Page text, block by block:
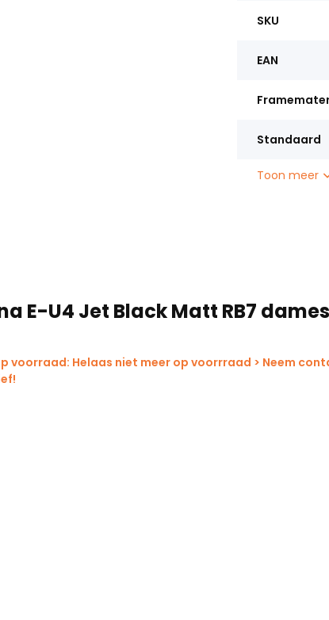
SKU
EAN
Standaard
Toon meer
E-U4 Jet Black Matt RB7
voorraad: Helaas niet meer op voorrraad > Neem